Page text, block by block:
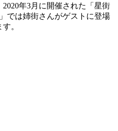
年3月に開催された「星街
では姉街さんがゲストに登場
。